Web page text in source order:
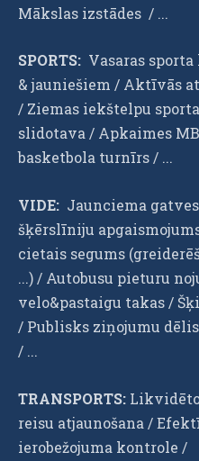
Mākslas izstādes / ...
SPORTS: Vasaras
& jauniešiem / Aktīvās
/ Ziemas iekštelpu
slidotava / Apkaimes
basketbola turnīrs / ...
VIDE: Jaunciema
šķērslīniju
cietais segums
...) / Autobusu pieturu
velo&pastaigu takas /
/ Publisks ziņojumu
/ ...
TRANSPORTS:
reisu atjaunošana /
ierobežojuma kontrole /